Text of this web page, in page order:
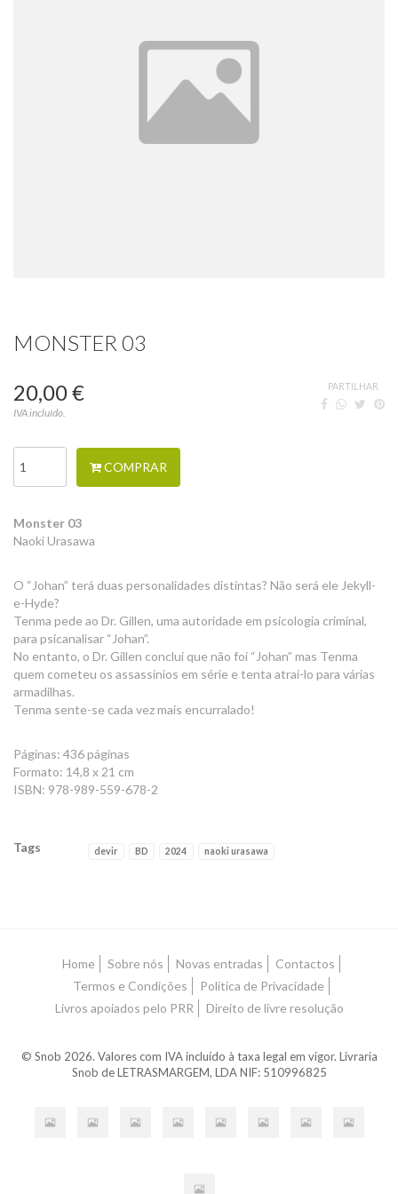
MONSTER 03
20,00 €
IVA incluído.
PARTILHAR
COMPRAR
Monster 03
Naoki Urasawa
O “Johan” terá duas personalidades distintas? Não será ele Jekyll-
e-Hyde?
Tenma pede ao Dr. Gillen, uma autoridade em psicologia criminal,
para psicanalisar “Johan”.
No entanto, o Dr. Gillen conclui que não foi “Johan” mas Tenma
quem cometeu os assassínios em série e tenta atraí-lo para várias
armadilhas.
Tenma sente-se cada vez mais encurralado!
Páginas: 436 páginas
Formato: 14,8 x 21 cm
ISBN: 978-989-559-678-2
Tags devir BD 2024 naoki urasawa
Home Sobre nós Novas entradas
Contactos
Termos e Condições
Política de Privacidade
Livros apoiados pelo PRR
Direito de livre resolução
© Snob 2026. Valores com IVA incluído à taxa legal em vigor. Livraria
Snob de LETRASMARGEM, LDA NIF: 510996825